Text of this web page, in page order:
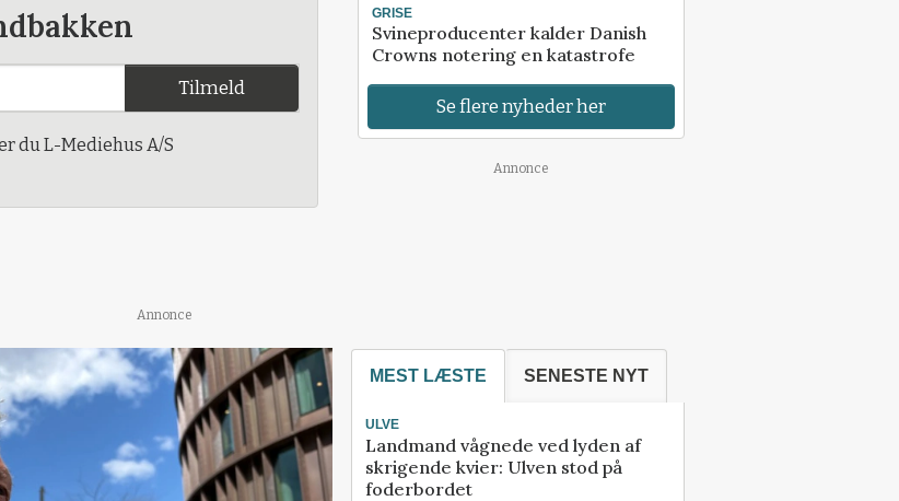
Tilmeld
du L-Mediehus A/S
GRISE
Svineproducenter kalder Danish
Crowns notering en katastrofe
Se flere nyheder her
Annonce
Annonce
MEST LÆSTE SENESTE NYT
ULVE
Landmand vågnede ved lyden af
skrigende kvier: Ulven stod på
foderbordet